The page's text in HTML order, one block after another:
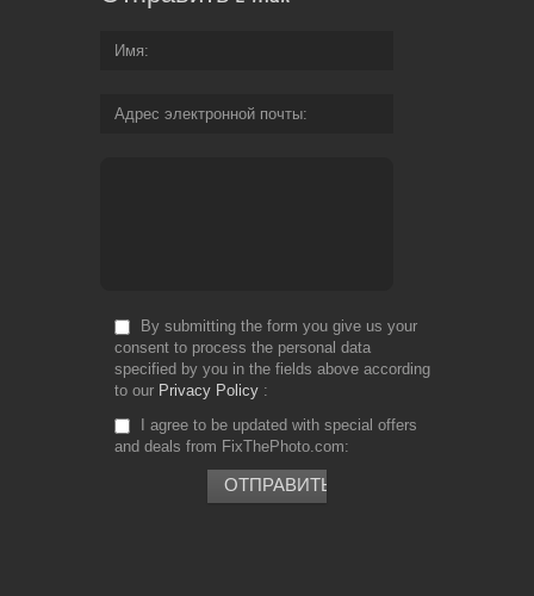
Имя
Адрес электронной почты
By submitting the form you give us your
consent to process the personal data
specified by you in the fields above according
to our Privacy Policy
I agree to be updated with special offers
and deals from FixThePhoto.com